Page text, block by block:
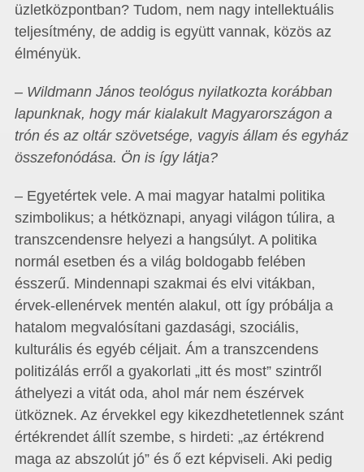
üzletközpontban? Tudom, nem nagy intellektuális
teljesítmény, de addig is együtt vannak, közös az
élményük.
– Wildmann János teológus nyilatkozta korábban
lapunknak, hogy már kialakult Magyarországon a
trón és az oltár szövetsége, vagyis állam és egyház
összefonódása. Ön is így látja?
– Egyetértek vele. A mai magyar hatalmi politika
szimbolikus; a hétköznapi, anyagi világon túlira, a
transzcendensre helyezi a hangsúlyt. A politika
normál esetben és a világ boldogabb felében
ésszerű. Mindennapi szakmai és elvi vitákban,
érvek-ellenérvek mentén alakul, ott így próbálja a
hatalom megvalósítani gazdasági, szociális,
kulturális és egyéb céljait. Ám a transzcendens
politizálás erről a gyakorlati „itt és most” szintről
áthelyezi a vitát oda, ahol már nem észérvek
ütköznek. Az érvekkel egy kikezdhetetlennek szánt
értékrendet állít szembe, s hirdeti: „az értékrend
maga az abszolút jó” és ő ezt képviseli. Aki pedig